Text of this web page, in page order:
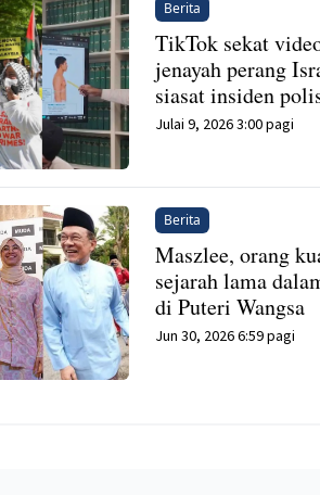
Berita
TikTok sekat
jenayah perang
siasat insiden
Julai 9, 2026 3:00 pagi
Berita
Maszlee, orang
sejarah lama
di Puteri Wangsa
Jun 30, 2026 6:59 pagi